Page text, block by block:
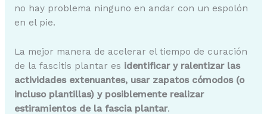
no hay problema ninguno en andar con un espolón
en el pie.
La mejor manera de acelerar el tiempo de curación
de la fascitis plantar es identificar y ralentizar las
actividades extenuantes, usar zapatos cómodos (o
incluso plantillas) y posiblemente realizar
estiramientos de la fascia plantar.